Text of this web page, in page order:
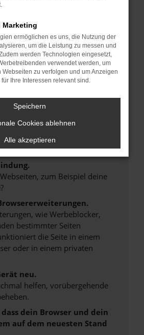
Dessau
Error
Fehler aufgetreten.
Tipps, die dir helfen können:
Firewall und deine
zum Beispiel deine
wie Werbeblocker,
bestimmter Seiten
die Seite in einem
oder in einem privaten
neu.
helfen, vorübergehende
dein Browser und dein
auf dem neuesten Stand
ermöglichen es uns, die Nutzung der
um die Leistung zu messen und
werden Technologien eingesetzt,
verwendet werden, um
Webseiten zu verfolgen und um Anzeigen
Ihre Interessen relevant sind.
Speichern
Cookies ablehnen
Alle akzeptieren